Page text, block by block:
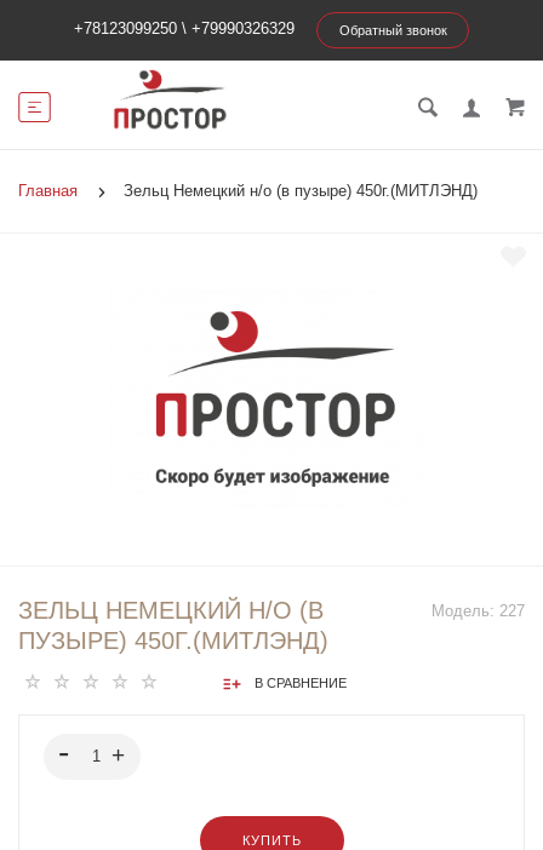
+78123099250 \ +79990326329 Обратный звонок
Главная Зельц Немецкий н/о (в пузыре) 450г.(МИТЛЭНД)
Модель: 227
ЗЕЛЬЦ НЕМЕЦКИЙ Н/О (В
ПУЗЫРЕ) 450Г.(МИТЛЭНД)
В СРАВНЕНИЕ
КУПИТЬ